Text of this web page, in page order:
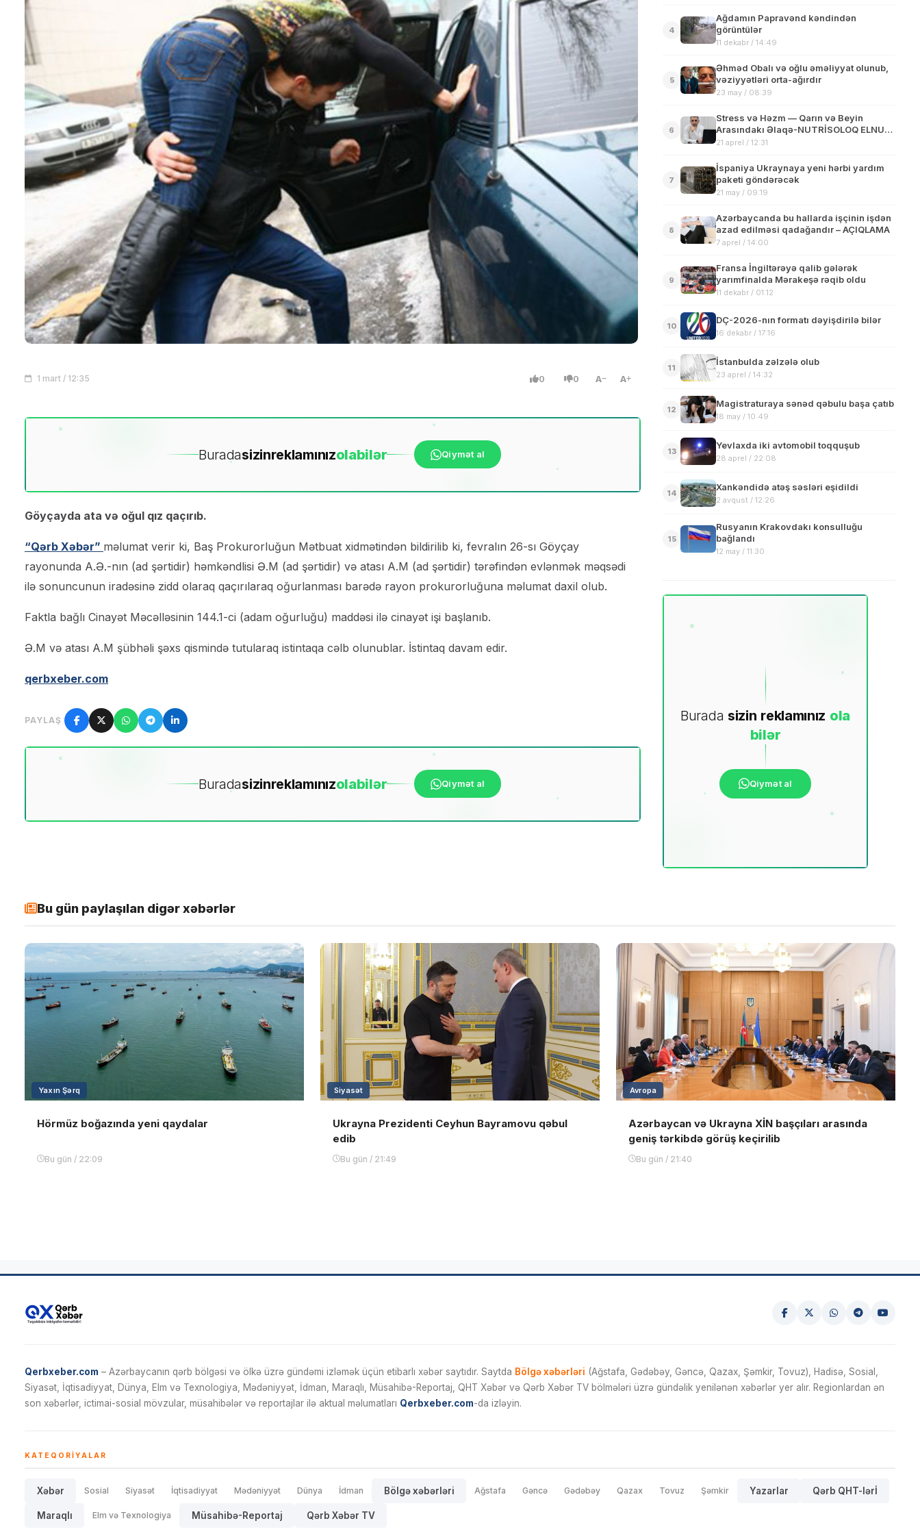
1 mart / 12:35 0 0 A A
Buradasizinreklamınızolabilər Qiymət al
Göyçayda ata və oğul qız qaçırıb.
“Qərb Xəbər” məlumat verir ki, Baş Prokurorluğun Mətbuat xidmətindən bildirilib ki, fevralın 26-sı Göyçay
rayonunda A.Ə.-nın (ad şərtidir) həmkəndlisi Ə.M (ad şərtidir) və atası A.M (ad şərtidir) tərəfindən evlənmək məqsədi
ilə sonuncunun iradəsinə zidd olaraq qaçırılaraq oğurlanması barədə rayon prokurorluğuna məlumat daxil olub.
Faktla bağlı Cinayət Məcəlləsinin 144.1-ci (adam oğurluğu) maddəsi ilə cinayət işi başlanıb.
Ə.M və atası A.M şübhəli şəxs qismində tutularaq istintaqa cəlb olunublar. İstintaq davam edir.
qerbxeber.com
PAYLAŞ
Buradasizinreklamınızolabilər Qiymət al
4
Ağdamın Papravənd kəndindən
görüntülər
11 dekabr / 14:49
5
Əhməd Obalı və oğlu əməliyyat olunub,
vəziyyətləri orta-ağırdır
23 may / 08:39
6
Stress və Həzm — Qarın və Beyin
Arasındakı Əlaqə-NUTRİSOLOQ ELNUR
NEMƏTOV yazır..
21 aprel / 12:31
7
İspaniya Ukraynaya yeni hərbi yardım
paketi göndərəcək
21 may / 09:19
8
Azərbaycanda bu hallarda işçinin işdən
azad edilməsi qadağandır – AÇIQLAMA
7 aprel / 14:00
9
Fransa İngiltərəyə qalib gələrək
yarımfinalda Mərakeşə rəqib oldu
11 dekabr / 01:12
10
DÇ-2026-nın formatı dəyişdirilə bilər
16 dekabr / 17:16
11
İstanbulda zəlzələ olub
23 aprel / 14:32
12
Magistraturaya sənəd qəbulu başa çatıb
18 may / 10:49
13
Yevlaxda iki avtomobil toqquşub
28 aprel / 22:08
14
Xankəndidə atəş səsləri eşidildi
2 avqust / 12:26
15
Rusyanın Krakovdakı konsulluğu
bağlandı
12 may / 11:30
Burada sizin reklamınız ola
bilər
Qiymət al
Bu gün paylaşılan digər xəbərlər
Yaxın Şərq
Hörmüz boğazında yeni qaydalar
Bu gün / 22:09
Siyasət
Ukrayna Prezidenti Ceyhun Bayramovu qəbul
edib
Bu gün / 21:49
Avropa
Azərbaycan və Ukrayna XİN başçıları arasında
geniş tərkibdə görüş keçirilib
Bu gün / 21:40
Qerbxeber.com – Azərbaycanın qərb bölgəsi və ölkə üzrə gündəmi izləmək üçün etibarlı xəbər saytıdır. Saytda Bölgə xəbərləri (Ağstafa, Gədəbəy, Gəncə, Qazax, Şəmkir, Tovuz), Hadisə, Sosial,
Siyasət, İqtisadiyyat, Dünya, Elm və Texnologiya, Mədəniyyət, İdman, Maraqlı, Müsahibə-Reportaj, QHT Xəbər və Qərb Xəbər TV bölmələri üzrə gündəlik yenilənən xəbərlər yer alır. Regionlardan ən
son xəbərlər, ictimai-sosial mövzular, müsahibələr və reportajlar ilə aktual məlumatları Qerbxeber.com-da izləyin.
KATEQORIYALAR
Xəbər Sosial Siyasət İqtisadiyyat Mədəniyyət Dünya İdman Bölgə xəbərləri Ağstafa Gəncə Gədəbəy Qazax Tovuz Şəmkir Yazarlar Qərb QHT-lərİ
Maraqlı Elm və Texnologiya Müsahibə-Reportaj Qərb Xəbər TV